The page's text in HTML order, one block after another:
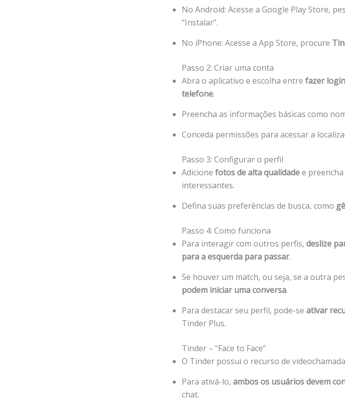
No Android: Acesse a Google Play Store,
“Instalar”.
No iPhone: Acesse a App Store, procure
Passo 2: Criar uma conta
Abra o aplicativo e escolha entre fazer
telefone.
Preencha as informações básicas como
Conceda permissões para acessar a
Passo 3: Configurar o perfil
Adicione fotos de alta qualidadee
interessantes.
Defina suas preferências de busca, como
Passo 4: Como funciona
Para interagir com outros perfis, deslize
para a esquerda para passar.
Se houver um match, ou seja, se a outra
podem iniciar uma conversa.
Para destacar seu perfil, pode-se ativar
Tinder Plus.
Tinder – “Face to Face”
O Tinder possui o recurso de
Para ativá-lo, ambos os usuários devem
chat.